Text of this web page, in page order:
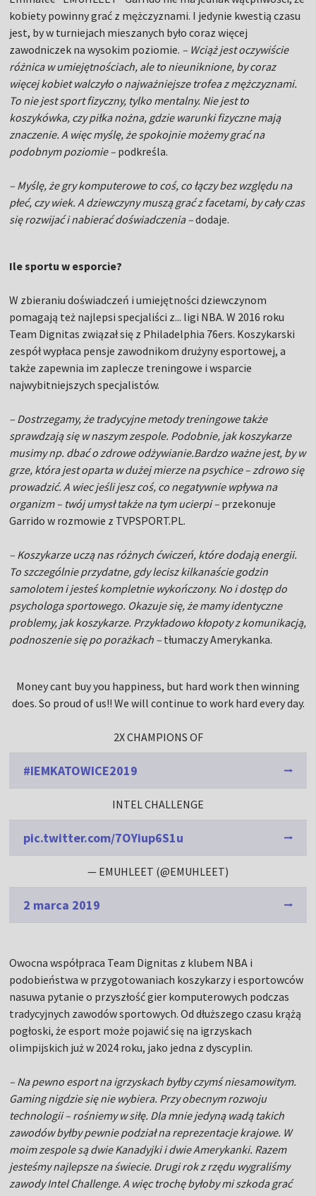
kobiety powinny grać z mężczyznami. I jedynie kwestią czasu
jest, by w turniejach mieszanych było coraz więcej
zawodniczek na wysokim poziomie. – Wciąż jest oczywiście
różnica w umiejętnościach, ale to nieuniknione, by coraz
więcej kobiet walczyło o najważniejsze trofea z mężczyznami.
To nie jest sport fizyczny, tylko mentalny. Nie jest to
koszykówka, czy piłka nożna, gdzie warunki fizyczne mają
znaczenie. A więc myślę, że spokojnie możemy grać na
podobnym poziomie – podkreśla.
– Myślę, że gry komputerowe to coś, co łączy bez względu na
płeć, czy wiek. A dziewczyny muszą grać z facetami, by cały czas
się rozwijać i nabierać doświadczenia –dodaje.
Ile sportu w esporcie?
W zbieraniu doświadczeń i umiejętności dziewczynom
pomagają też najlepsi specjaliści z... ligi NBA. W 2016 roku
Team Dignitas związał się z Philadelphia 76ers. Koszykarski
zespół wypłaca pensje zawodnikom drużyny esportowej, a
także zapewnia im zaplecze treningowe i wsparcie
najwybitniejszych specjalistów.
– Dostrzegamy, że tradycyjne metody treningowe także
sprawdzają się w naszym zespole. Podobnie, jak koszykarze
musimy np. dbać o zdrowe odżywianie.Bardzo ważne jest, by w
grze, która jest oparta w dużej mierze na psychice – zdrowo się
prowadzić. A wiec jeśli jesz coś, co negatywnie wpływa na
organizm – twój umysł także na tym ucierpi – przekonuje
Garrido w rozmowie z TVPSPORT.PL.
– Koszykarze uczą nas różnych ćwiczeń, które dodają energii.
To szczególnie przydatne, gdy lecisz kilkanaście godzin
samolotem i jesteś kompletnie wykończony. No i dostęp do
psychologa sportowego. Okazuje się, że mamy identyczne
problemy, jak koszykarze. Przykładowo kłopoty z komunikacją,
podnoszenie się po porażkach – tłumaczy Amerykanka.
Money cant buy you happiness, but hard work then winning
does. So proud of us!! We will continue to work hard every day.
2X CHAMPIONS OF
#IEMKATOWICE2019
INTEL CHALLENGE
pic.twitter.com/7OYiup6S1u
— EMUHLEET (@EMUHLEET)
2 marca 2019
Owocna współpraca Team Dignitas z klubem NBA i
podobieństwa w przygotowaniach koszykarzy i esportowców
nasuwa pytanie o przyszłość gier komputerowych podczas
tradycyjnych zawodów sportowych. Od dłuższego czasu krążą
pogłoski, że esport może pojawić się na igrzyskach
olimpijskich już w 2024 roku, jako jedna z dyscyplin.
– Na pewno esport na igrzyskach byłby czymś niesamowitym.
Gaming nigdzie się nie wybiera. Przy obecnym rozwoju
technologii – rośniemy w siłę. Dla mnie jedyną wadą takich
zawodów byłby pewnie podział na reprezentacje krajowe. W
moim zespole są dwie Kanadyjki i dwie Amerykanki. Razem
jesteśmy najlepsze na świecie. Drugi rok z rzędu wygraliśmy
zawody Intel Challenge. A więc trochę byłoby mi szkoda grać